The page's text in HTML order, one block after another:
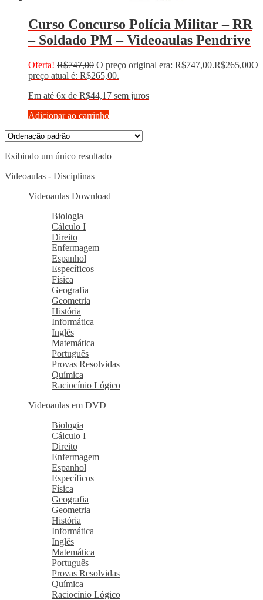
Curso Concurso Polícia Militar – RR
– Soldado PM – Videoaulas Pendrive
Oferta! R$747,00 O preço original era: R$747,00.R$265,00O
preço atual é: R$265,00.
Em até 6x de R$44,17 sem juros
Adicionar ao carrinho
Exibindo um único resultado
Videoaulas - Disciplinas
Videoaulas Download
Biologia
Cálculo I
Direito
Enfermagem
Espanhol
Específicos
Física
Geografia
Geometria
História
Informática
Inglês
Matemática
Português
Provas Resolvidas
Química
Raciocínio Lógico
Videoaulas em DVD
Biologia
Cálculo I
Direito
Enfermagem
Espanhol
Específicos
Física
Geografia
Geometria
História
Informática
Inglês
Matemática
Português
Provas Resolvidas
Química
Raciocínio Lógico